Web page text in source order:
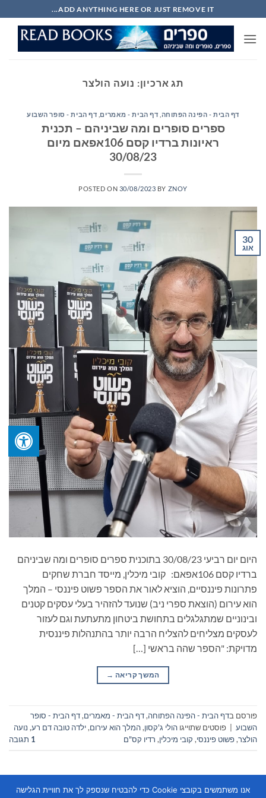
to
content
ADD ANYTHING HERE OR JUST REMOVE IT...
תג ארכיון: נועה הולצר
דף הבית - הפינה הפתוחה דף הבית - מאמרים דף הבית - סופר השבוע
ספרים סופרים ומה שביניהם – תכנית
ראיונות ברדיו קסם 106אפאם מיום
30/08/23
POSTED ON 30/08/2023 BY ZNOY
30
אוג
היום יום רביעי 30/08/23 בתוכנית ספרים סופרים ומה שביניהם
ברדיו קסם 106אפאם: ‏קובי מיכלין, מייסד חברת שחקים
פתרונות פיננסיים, הוציא לאור את הספר פשוט פיננסי – המלך
הוא עירום (הוצאת ספרי ניב) שנועד להזהיר בעלי עסקים קטנים
ובינוניים שמתגלגלים בתחושת ביטחון מתעתעת וגם לעזור
לעסקים מצליחים להצליח הרבה יותר בהתנהלות פיננסית
מדויקת: "הספר שהה בראשי […]
המשך קריאה →
פורסם בדף הבית - הפינה הפתוחה,דף הבית - מאמרים,דף הבית - סופר
השבוע
פוסטים שתוייגו הולי ג'קסון,המלך הוא עירום,ילדה טובה דם רע, נועה
הולצר,פשוט פיננסי, קובי מיכלין, רדיו קס"ם 1 תגובה
אנו משתמשים בקובצי Cookie כדי להבטיח שנספק לך את חוויית הגלישה